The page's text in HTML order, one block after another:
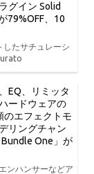
グイン Solid
79%OFF、10
したサチュレーシ
EQ、リミッタ
ードウェアの
のエフェクトモ
リングチャン
One」が
ンハンサーなどア